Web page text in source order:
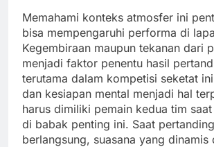
Memahami konteks atmosfer ini
bisa mempengaruhi performa di
Kegembiraan maupun tekanan dari
menjadi faktor penentu hasil
terutama dalam kompetisi seketat
dan kesiapan mental menjadi hal
harus dimiliki pemain kedua tim
di babak penting ini. Saat
berlangsung, suasana yang dinamis